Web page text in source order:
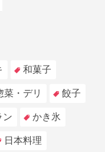
和菓子
菜・デリ 餃子
ン かき氷
日本料理